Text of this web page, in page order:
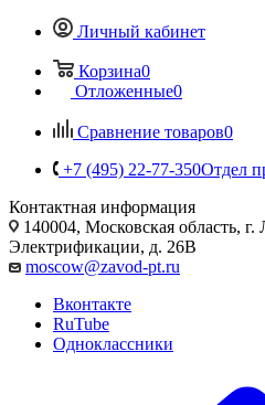
Личный кабинет
Корзина0
Отложенные0
Сравнение товаров0
+7 (495) 22-77-350Отдел
Контактная информация
140004, Московская область,
Электрификации, д. 26В
moscow@zavod-pt.ru
Вконтакте
RuTube
Одноклассники